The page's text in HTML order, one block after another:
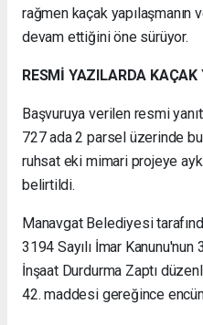
rağmen kaçak yapılaşmanın
devam ettiğini öne sürüyor.
RESMİ YAZILARDA
Başvuruya verilen resmi
727 ada 2 parsel üzerinde
ruhsat eki mimari projeye
belirtildi.
Manavgat Belediyesi
3194 Sayılı İmar
İnşaat Durdurma Zaptı
42. maddesi gereğince